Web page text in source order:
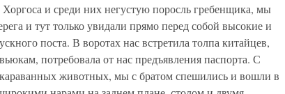
и среди них негустую поросль гребенщика, мы
и тут только увидали прямо перед собой высокие и
поста. В воротах нас встретила толпа китайцев,
потребовала от нас предъявления паспорта. С
караванных животных, мы с братом спешились и вошли в